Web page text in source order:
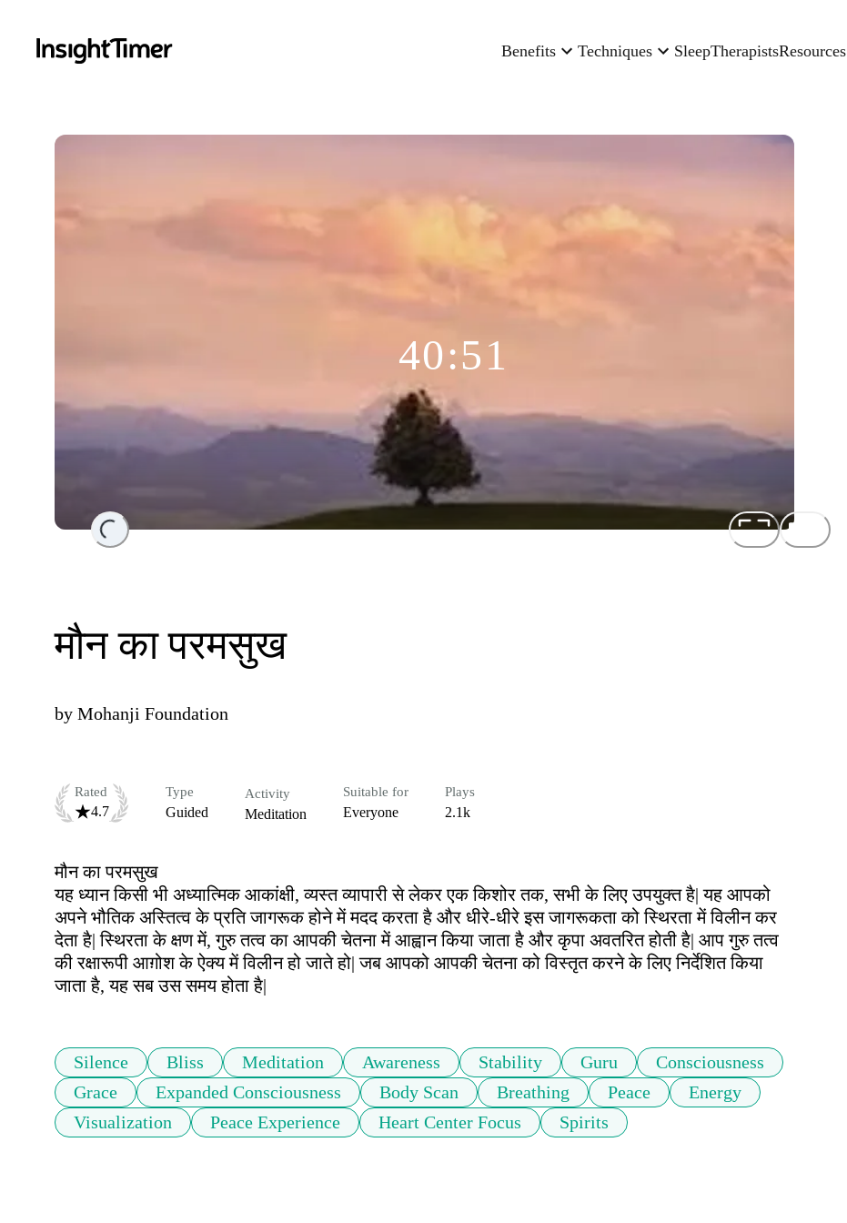
Benefits Techniques SleepTherapistsResources
Loading...
40:51
मौन का परमसुख
by Mohanji Foundation
Rated
4.7
Type
Guided
Activity
Meditation
Suitable for
Everyone
Plays
2.1k
मौन का परमसुख
यह ध्यान किसी भी अध्यात्मिक आकांक्षी, व्यस्त व्यापारी से लेकर एक किशोर तक, सभी के लिए उपयुक्त है| यह आपको
अपने भौतिक अस्तित्व के प्रति जागरूक होने में मदद करता है और धीरे-धीरे इस जागरूकता को स्थिरता में विलीन कर
देता है| स्थिरता के क्षण में, गुरु तत्व का आपकी चेतना में आह्वान किया जाता है और कृपा अवतरित होती है| आप गुरु तत्व
की रक्षारूपी आग़ोश के ऐक्य में विलीन हो जाते हो| जब आपको आपकी चेतना को विस्तृत करने के लिए निर्देशित किया
जाता है, यह सब उस समय होता है|
Silence Bliss Meditation Awareness Stability Guru
Consciousness
Grace
Expanded Consciousness Body Scan Breathing Peace
Energy
Visualization
Peace Experience Heart Center Focus Spirits